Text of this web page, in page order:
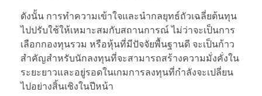
ดังนั้น การทำความเข้าใจและนำกลยุทธ์ถัวเฉลี่ยต้นทุน
ไปปรับใช้ให้เหมาะสมกับสถานการณ์ ไม่ว่าจะเป็นการ
เลือกกองทุนรวม หรือหุ้นที่มีปัจจัยพื้นฐานดี จะเป็นก้าว
สำคัญสำหรับนักลงทุนที่จะสามารถสร้างความมั่งคั่งใน
ระยะยาวและอยู่รอดในเกมการลงทุนที่กำลังจะเปลี่ยน
ไปอย่างสิ้นเชิงในปีหน้า